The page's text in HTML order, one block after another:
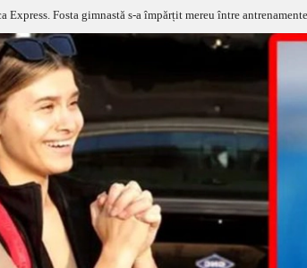
Fosta gimnastă s-a împărțit mereu între